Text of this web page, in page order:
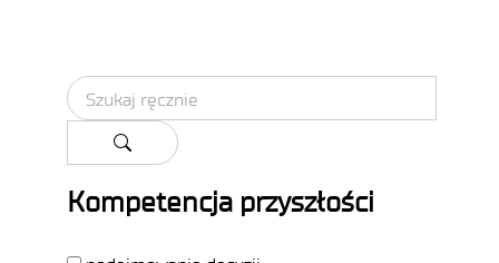
Kompetencja przyszłości